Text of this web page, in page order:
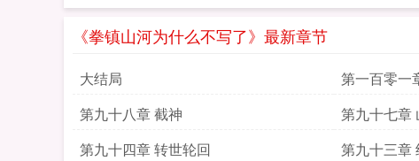
《拳镇山河为什么不写了》最新章节
大结局 第一百零一
第九十八章 截神
第九十七章
第九十四章 转世轮回
第九十三章